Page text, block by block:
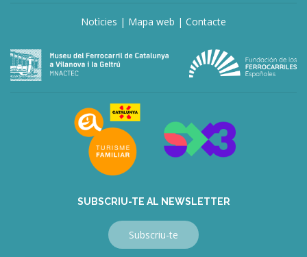
Notìcies | Mapa web | Contacte
deneme
bonusu
SUBSCRIU-TE AL NEWSLETTER
Subscriu-te